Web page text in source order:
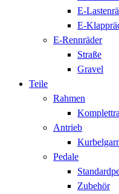
E-
E-
E-Rennräder
Straße
Gravel
Teile
Rahmen
Antrieb
Pedale
Zubehör